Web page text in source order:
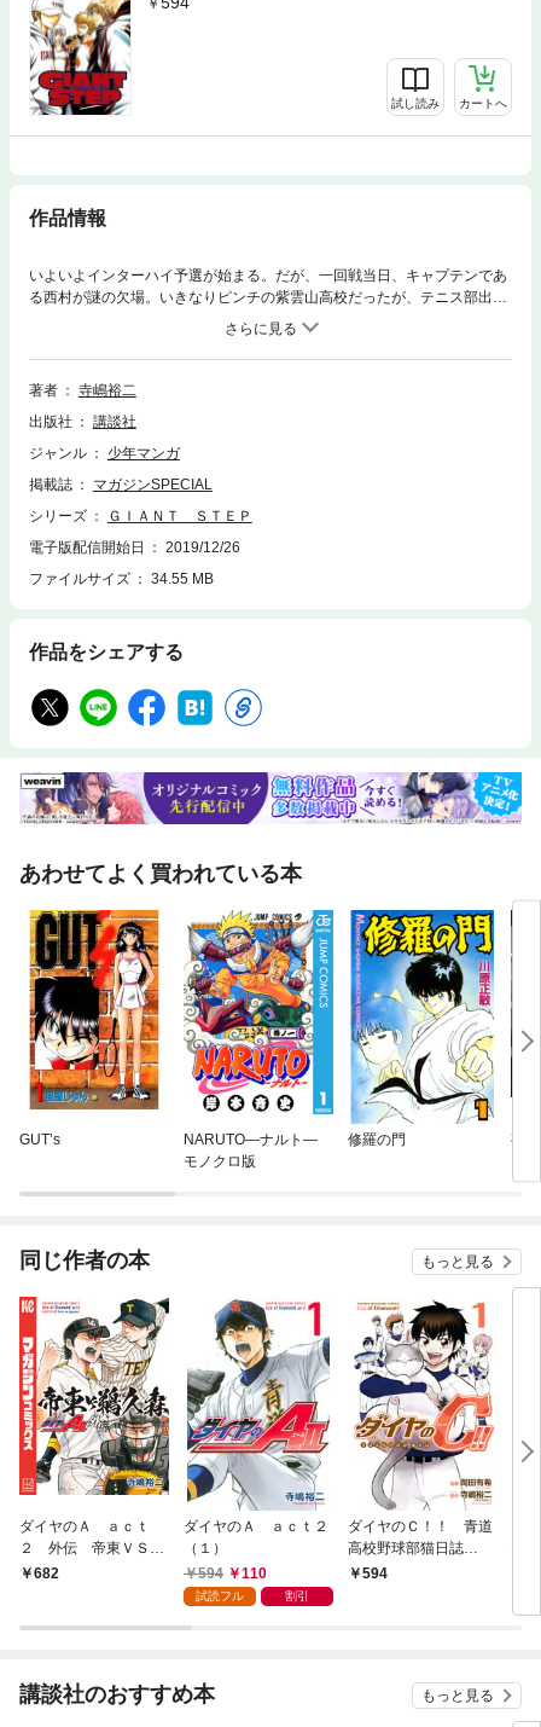
試し読み カートへ
作品情報
いよいよインターハイ予選が始まる。だが、一回戦当日、キャプテンであ
る西村が謎の欠場。いきなりピンチの紫雲山高校だったが、テニス部出戻
り組の有動アキラが練習試合のリベンジを果たし、なんとかコマを進め
る。しかし、二回戦も西村の出場は不可能な状況であることが判明。苦境
に立たされた紫雲山高校男子テニス部だったが……!? 一度身体で覚えた
感覚やバランスなどを絶対に忘れない男・海老原侠一。活躍や如何に!?
著者
寺嶋裕二
出版社
講談社
ジャンル
少年マンガ
掲載誌
マガジンSPECIAL
シリーズ
ＧＩＡＮＴ ＳＴＥＰ
電子版配信開始日
2019/12/26
ファイルサイズ
34.55 MB
作品をシェアする
あわせてよく買われている本
GUT’s
NARUTO—ナルト—
モノクロ版
修羅の門 夜王
同じ作者の本 もっと見る
ダイヤのＡ ａｃｔ
２ 外伝 帝東ＶＳ鵜
久森682
ダイヤのＡ ａｃｔ２
（１）
594
110
試読フル 割引
ダイヤのＣ！！ 青道
高校野球部猫日誌
（１）
594
講談社のおすすめ本 もっと見る